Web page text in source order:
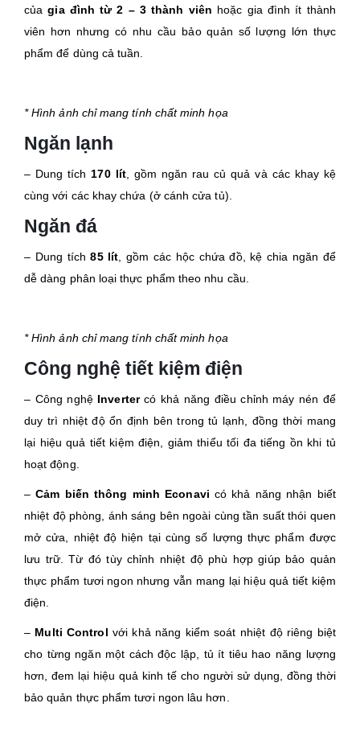
củagia đình từ 2 – 3 thành viên hoặc gia đình ít thành
viên hơn nhưng có nhu cầu bảo quản số lượng lớn thực
phẩm để dùng cả tuần.
* Hình ảnh chỉ mang tính chất minh họa
Ngăn lạnh
– Dung tích170 lít, gồm ngăn rau củ quả và các khay kệ
cùng với các khay chứa (ở cánh cửa tủ).
Ngăn đá
– Dung tích85 lít, gồm các hộc chứa đồ, kệ chia ngăn để
dễ dàng phân loại thực phẩm theo nhu cầu.
* Hình ảnh chỉ mang tính chất minh họa
Công nghệ tiết kiệm điện
– Công nghệ Invertercó khả năng điều chỉnh máy nén để
duy trì nhiệt độ ổn định bên trong tủ lạnh, đồng thời mang
lại hiệu quả tiết kiệm điện, giảm thiểu tối đa tiếng ồn khi tủ
hoạt động.
–Cảm biến thông minh Econavi có khả năng nhận biết
nhiệt độ phòng, ánh sáng bên ngoài cùng tần suất thói quen
mở cửa, nhiệt độ hiện tại cùng số lượng thực phẩm được
lưu trữ. Từ đó tùy chỉnh nhiệt độ phù hợp giúp bảo quản
thực phẩm tươi ngon nhưng vẫn mang lại hiệu quả tiết kiệm
điện.
– Multi Control với khả năng kiểm soát nhiệt độ riêng biệt
cho từng ngăn một cách độc lập, tủ ít tiêu hao năng lượng
hơn, đem lại hiệu quả kinh tế cho người sử dụng, đồng thời
bảo quản thực phẩm tươi ngon lâu hơn.